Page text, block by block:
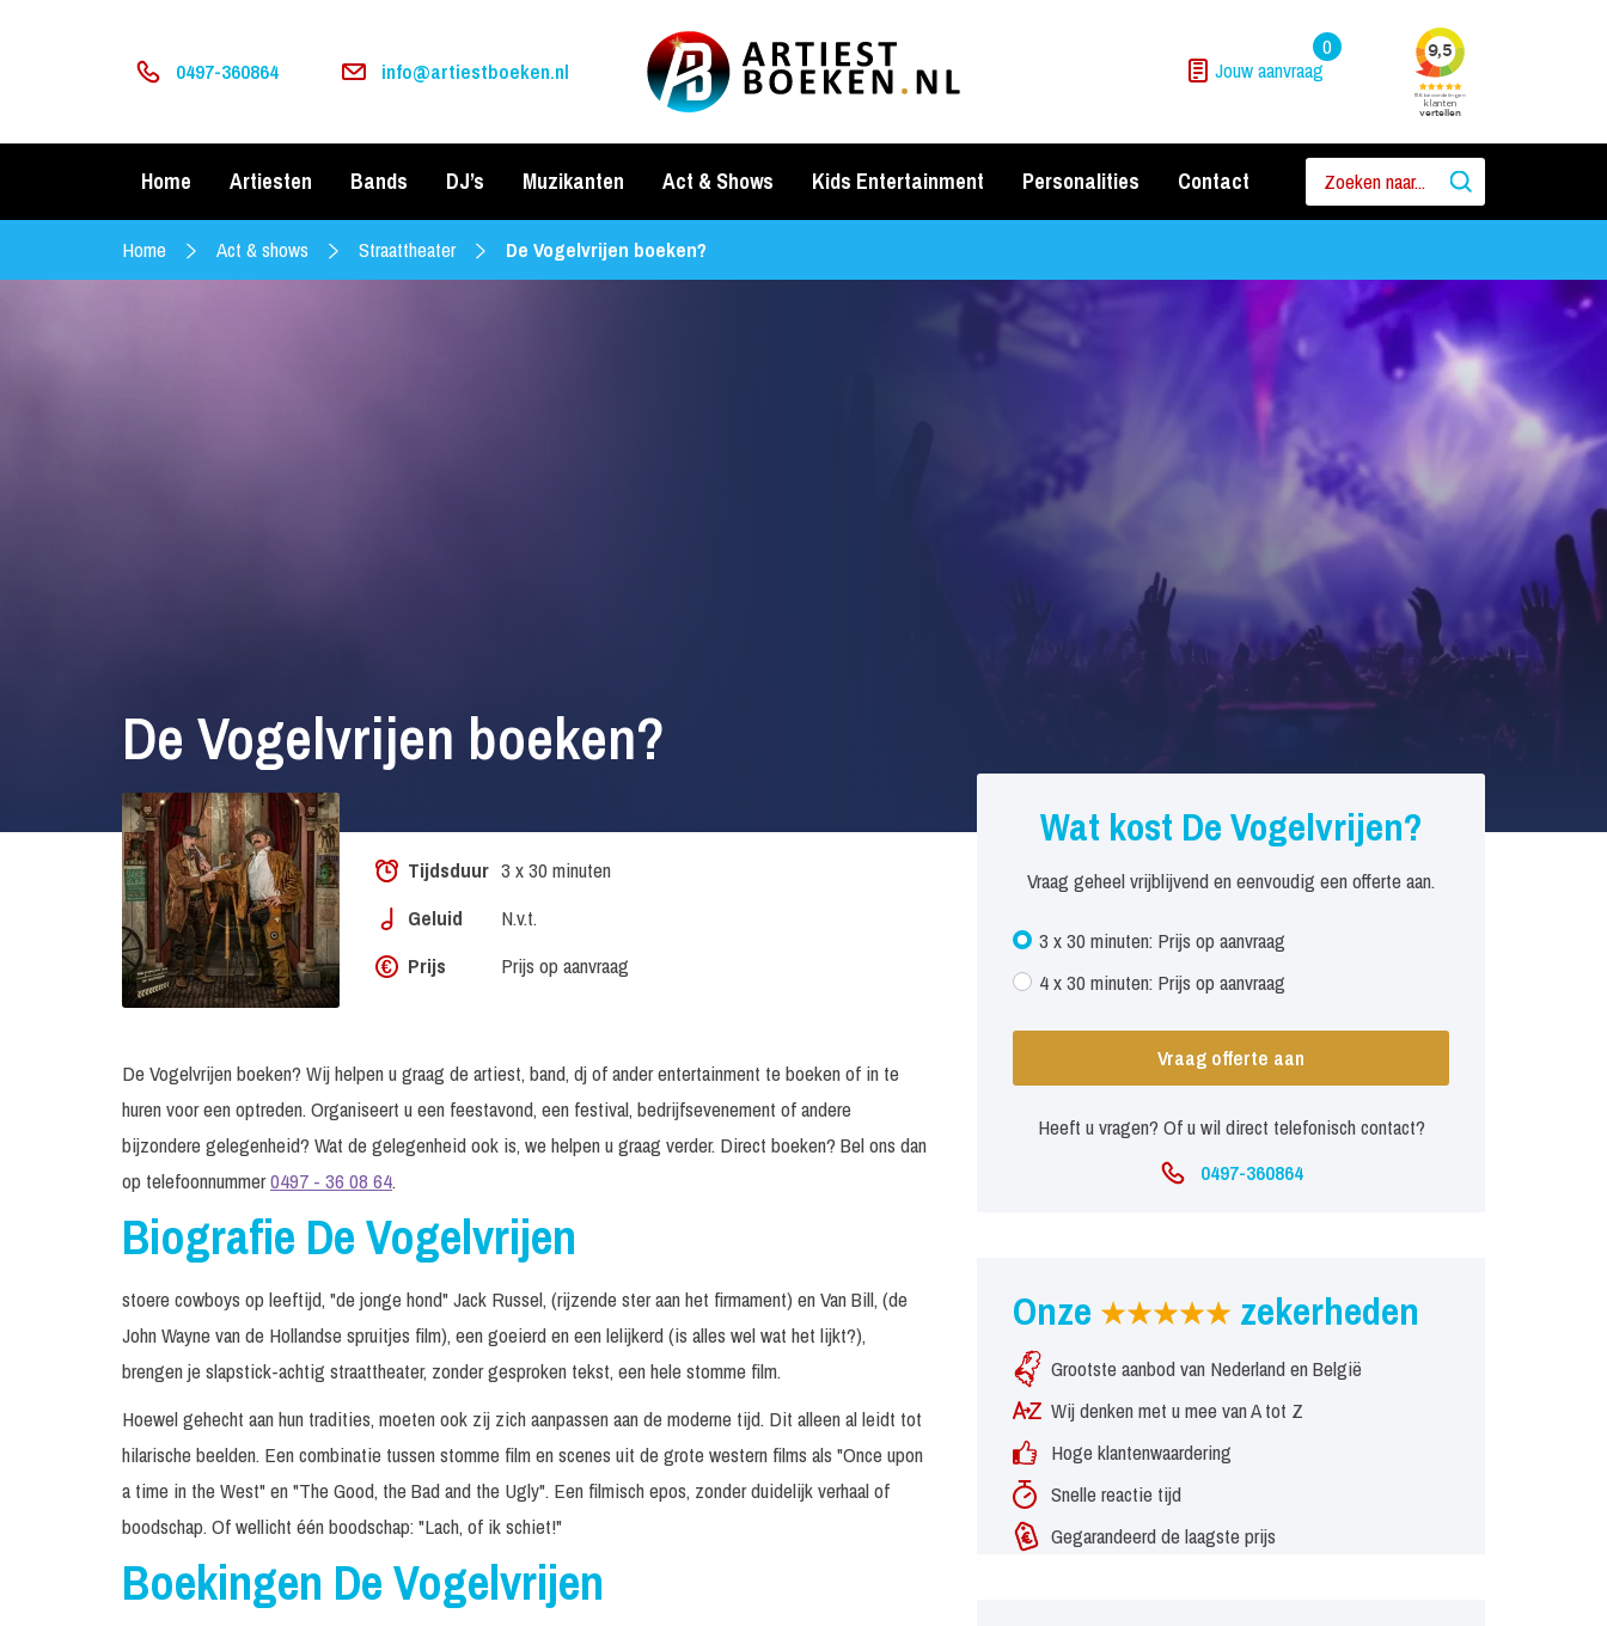
0497-360864 info@artiestboeken.nl Jouw aanvraag
0
Home Artiesten Bands DJ’s Muzikanten Act & Shows Kids Entertainment Personalities Contact
Home Act & shows Straattheater De Vogelvrijen boeken?
De Vogelvrijen boeken?
Tijdsduur 3 x 30 minuten
Geluid
N.v.t.
Prijs
Prijs op aanvraag
De Vogelvrijen boeken? Wij helpen u graag de artiest, band, dj of ander entertainment te boeken of in te
huren voor een optreden. Organiseert u een feestavond, een festival, bedrijfsevenement of andere
bijzondere gelegenheid? Wat de gelegenheid ook is, we helpen u graag verder. Direct boeken? Bel ons dan
op telefoonnummer0497 - 36 08 64.
Biografie De Vogelvrijen
stoere cowboys op leeftijd, "de jonge hond" Jack Russel, (rijzende ster aan het firmament) en Van Bill, (de
John Wayne van de Hollandse spruitjes film), een goeierd en een lelijkerd (is alles wel wat het lijkt?),
brengen je slapstick-achtig straattheater, zonder gesproken tekst, een hele stomme film.
Hoewel gehecht aan hun tradities, moeten ook zij zich aanpassen aan de moderne tijd. Dit alleen al leidt tot
hilarische beelden. Een combinatie tussen stomme film en scenes uit de grote western films als "Once upon
a time in the West" en "The Good, the Bad and the Ugly". Een filmisch epos, zonder duidelijk verhaal of
boodschap. Of wellicht één boodschap: "Lach, of ik schiet!"
Boekingen De Vogelvrijen
Wat kost De Vogelvrijen?
Vraag geheel vrijblijvend en eenvoudig een offerte aan.
3 x 30 minuten: Prijs op aanvraag
4 x 30 minuten: Prijs op aanvraag
Vraag offerte aan
Heeft u vragen? Of u wil direct telefonisch contact?
0497-360864
Onze zekerheden
Grootste aanbod van Nederland en België
Wij denken met u mee van A tot Z
Hoge klantenwaardering
Snelle reactie tijd
Gegarandeerd de laagste prijs